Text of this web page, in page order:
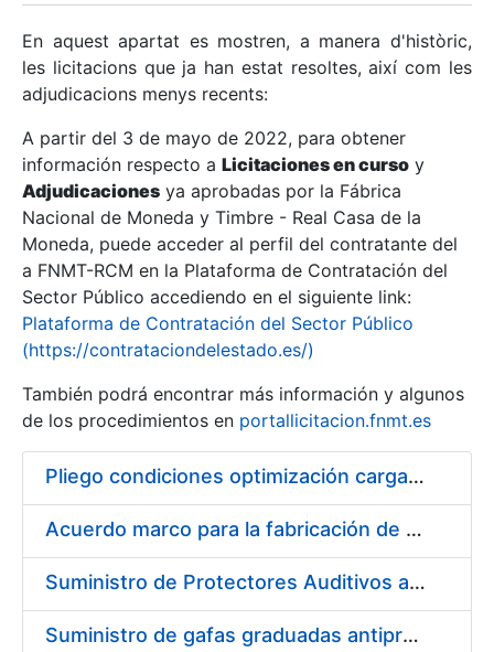
Mostra/Amaga
Mostra/Amaga
Mostra/Amaga
En aquest apartat es mostren, a manera d'històric,
les licitacions que ja han estat resoltes, així com les
adjudicacions menys recents:
A partir del 3 de mayo de 2022, para obtener
información respecto a Licitaciones en curso y
Adjudicaciones ya aprobadas por la Fábrica
Nacional de Moneda y Timbre - Real Casa de la
Moneda, puede acceder al perfil del contratante del
a FNMT-RCM en la Plataforma de Contratación del
Sector Público accediendo en el siguiente link:
Plataforma de Contratación del Sector Público
(https://contrataciondelestado.es/)
También podrá encontrar más información y algunos
de los procedimientos en portallicitacion.fnmt.es
Pliego condiciones optimización cargas compras firmado
Acuerdo marco para la fabricación de piezas
Suministro de Protectores Auditivos a medida para las personas trabajadoras de los Centros de Trabajo de Madrid y Burgos
Suministro de gafas graduadas antiproyecciones para los trabajadores de la FNMT-RCM en los centros de trabajo de Madrid y Burgos